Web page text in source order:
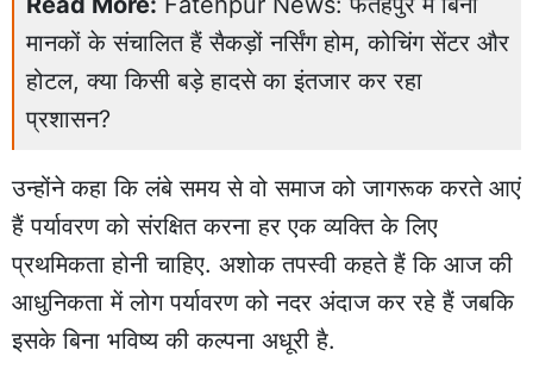
मानकों के संचालित हैं सैकड़ों नर्सिंग होम, कोचिंग सेंटर और
होटल, क्या किसी बड़े हादसे का इंतजार कर रहा
प्रशासन?
उन्होंने कहा कि लंबे समय से वो समाज को जागरूक करते आएं
हैं पर्यावरण को संरक्षित करना हर एक व्यक्ति के लिए
प्रथमिकता होनी चाहिए. अशोक तपस्वी कहते हैं कि आज की
आधुनिकता में लोग पर्यावरण को नदर अंदाज कर रहे हैं जबकि
इसके बिना भविष्य की कल्पना अधूरी है.